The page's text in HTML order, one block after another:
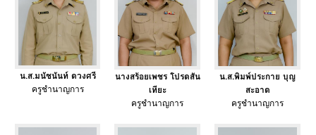
น.ส.มนัชนันท์ ดวงศรี
ครูชำนาญการ
นางสร้อยเพชร โปรดสัน
เทียะ
ครูชำนาญการ
น.ส.พิมพ์ประกาย บุญ
สะอาด
ครูชำนาญการ